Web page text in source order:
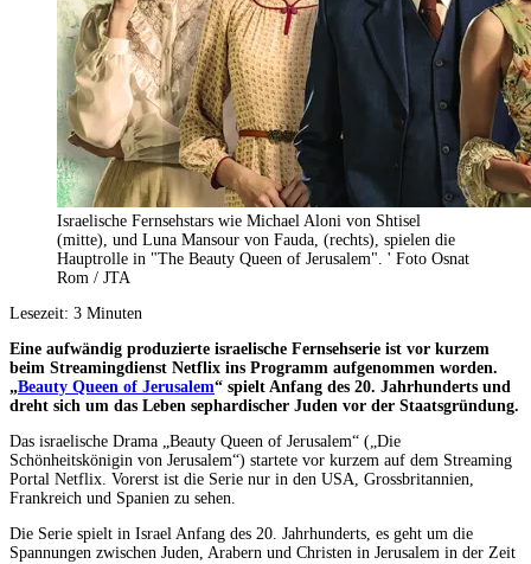
Israelische Fernsehstars wie Michael Aloni von Shtisel
(mitte), und Luna Mansour von Fauda, (rechts), spielen die
Hauptrolle in "The Beauty Queen of Jerusalem". ' Foto Osnat
Rom / JTA
Lesezeit: 3 Minuten
Eine aufwändig produzierte israelische Fernsehserie ist vor kurzem
beim Streamingdienst Netflix ins Programm aufgenommen worden.
„Beauty Queen of Jerusalem“ spielt Anfang des 20. Jahrhunderts und
dreht sich um das Leben sephardischer Juden vor der Staatsgründung.
Das israelische Drama „Beauty Queen of Jerusalem“ („Die
Schönheitskönigin von Jerusalem“) startete vor kurzem auf dem Streaming
Portal Netflix. Vorerst ist die Serie nur in den USA, Grossbritannien,
Frankreich und Spanien zu sehen.
Die Serie spielt in Israel Anfang des 20. Jahrhunderts, es geht um die
Spannungen zwischen Juden, Arabern und Christen in Jerusalem in der Zeit